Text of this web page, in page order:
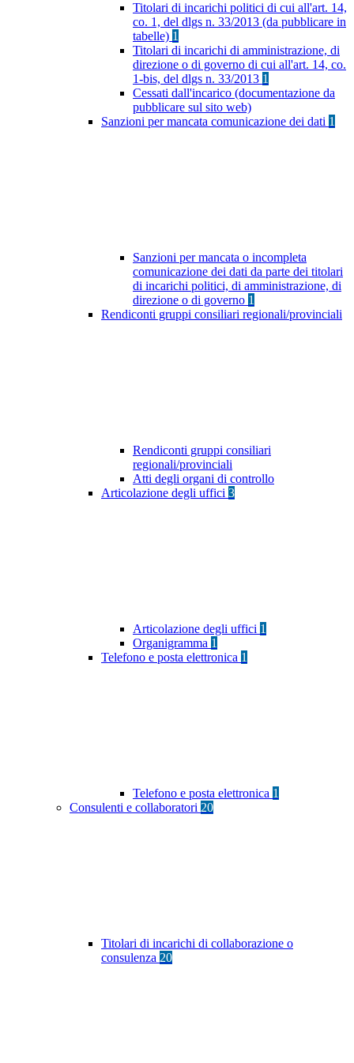
Titolari di incarichi politici di cui all'art. 14,
co. 1, del dlgs n. 33/2013 (da pubblicare in
tabelle) 1
Titolari di incarichi di amministrazione, di
direzione o di governo di cui all'art. 14, co.
1-bis, del dlgs n. 33/2013 1
Cessati dall'incarico (documentazione da
pubblicare sul sito web)
Sanzioni per mancata comunicazione dei dati 1
Sanzioni per mancata o incompleta
comunicazione dei dati da parte dei titolari
di incarichi politici, di amministrazione, di
direzione o di governo 1
Rendiconti gruppi consiliari regionali/provinciali
Rendiconti gruppi consiliari
regionali/provinciali
Atti degli organi di controllo
Articolazione degli uffici 3
Articolazione degli uffici 1
Organigramma 1
Telefono e posta elettronica 1
Telefono e posta elettronica 1
Consulenti e collaboratori 20
Titolari di incarichi di collaborazione o
consulenza 20